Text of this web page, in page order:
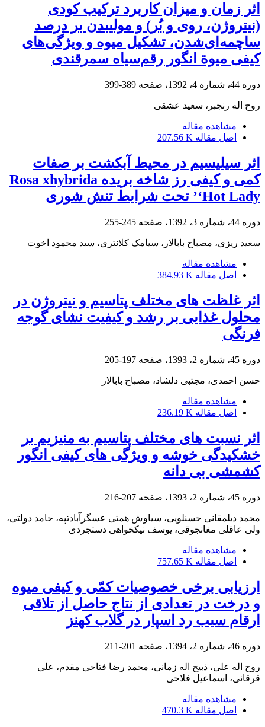
اثر زمان و میزان کاربرد ترکیب کودی
(نیتروژن، روی و بُر) و مولیبدن بر درصد
ساچمه‌ای‌شدن، تشکیل میوه و ویژگی‌های
کیفی میوة انگور رقم‌سیاه سمرقندی
دوره 44، شماره 4، 1392، صفحه 389-399
روح اله رنجبر، سعید عشقی
مشاهده مقاله
اصل مقاله 207.56 K
اثر سیلیسیم در محیط آبکشت بر صفات
کمی و کیفی رز شاخه بریده Rosa xhybrida
‘Hot Lady’ تحت شرایط تنش شوری
دوره 44، شماره 3، 1392، صفحه 245-255
سعید ریزی، مصباح بابالار، سیامک کلانتری، سید محمود اخوت
مشاهده مقاله
اصل مقاله 384.93 K
اثر غلظت‏ های مختلف پتاسیم و نیتروژن در
محلول غذایی بر رشد و کیفیت نشای گوجه‏
فرنگی
دوره 45، شماره 2، 1393، صفحه 197-205
حسن احمدی، مجتبی دلشاد، مصباح بابالار
مشاهده مقاله
اصل مقاله 236.19 K
اثر نسبت‏ های مختلف پتاسیم به منیزیم بر
خشکیدگی خوشه و ویژگی‏ های کیفی انگور
کشمشی بی‏ دانه
دوره 45، شماره 2، 1393، صفحه 207-216
محمد دیلمقانی حسنلویی، سیاوش همتی عسگرآبادتپه، حامد دولتی،
ولی عاقلی مغانجوقی، یوسف نیکخواهی دستجردی
مشاهده مقاله
اصل مقاله 757.65 K
ارزیابی برخی خصوصیات کمّی و کیفی میوه
و درخت در تعدادی از نتاج حاصل از تلاقی
ارقام سیب رد اسپار در گلاب کهنز
دوره 46، شماره 2، 1394، صفحه 201-211
روح اله علی، ذبیح اله زمانی، محمد رضا فتاحی مقدم، علی
قرقانی، اسماعیل فلاحی
مشاهده مقاله
اصل مقاله 470.3 K